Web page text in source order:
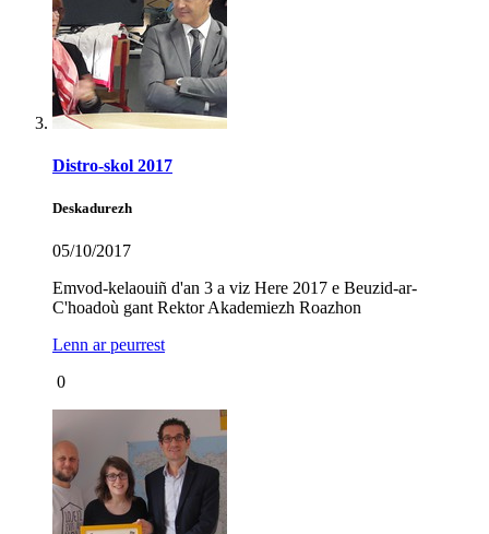
Distro-skol 2017
Deskadurezh
05/10/2017
Emvod-kelaouiñ d'an 3 a viz Here 2017 e Beuzid-ar-
C'hoadoù gant Rektor Akademiezh Roazhon
Lenn ar peurrest
0